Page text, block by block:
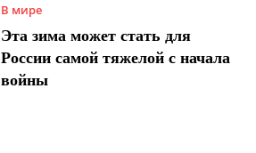
В мире
Эта зима может стать для
России самой тяжелой с начала
войны